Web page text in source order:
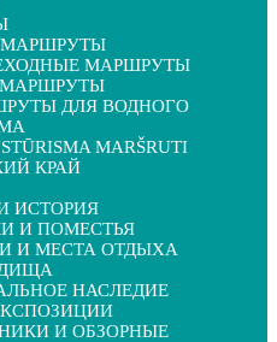
МАРШРУТЫ
ДЛЯ ВОДНОГО
MARŠRUTI
КРАЙ
ИСТОРИЯ
И ПОМЕСТЬЯ
И МЕСТА ОТДЫХА
НАСЛЕДИЕ
И ОБЗОРНЫЕ